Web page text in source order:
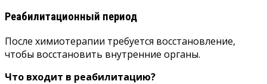
Реабилитационный период
После химиотерапии требуется восстановление,
чтобы восстановить внутренние органы.
Что входит в реабилитацию?